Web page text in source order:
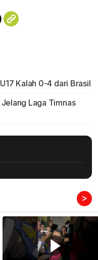
Kalah 0-4 dari Brasil
Laga Timnas
>